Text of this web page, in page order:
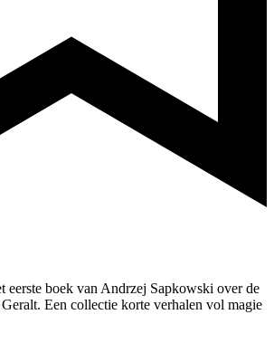
eerste boek van Andrzej Sapkowski over de
Een collectie korte verhalen vol magie